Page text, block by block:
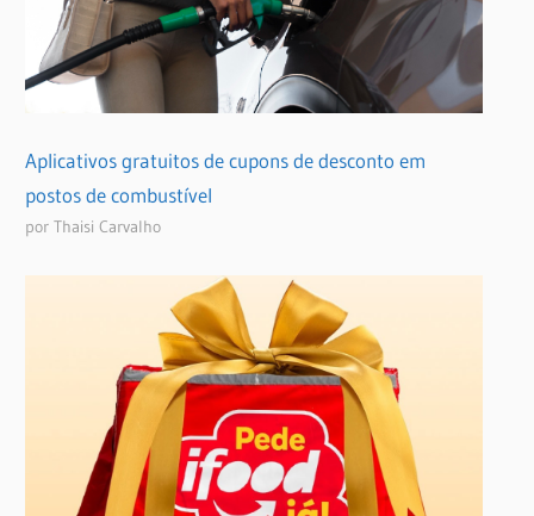
Aplicativos gratuitos de cupons de desconto em
postos de combustível
por Thaisi Carvalho